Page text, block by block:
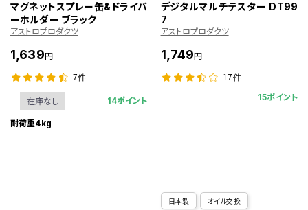
マグネットスプレー缶&ドライバ
ーホルダー ブラック
アストロプロダクツ
1,639円
7件
在庫なし 14ポイント
耐荷重4kg
デジタルマルチテスター DT99
7
アストロプロダクツ
1,749円
17件
15ポイント
日本製 オイル交換